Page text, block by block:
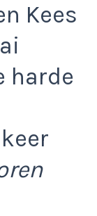
Kees
harde